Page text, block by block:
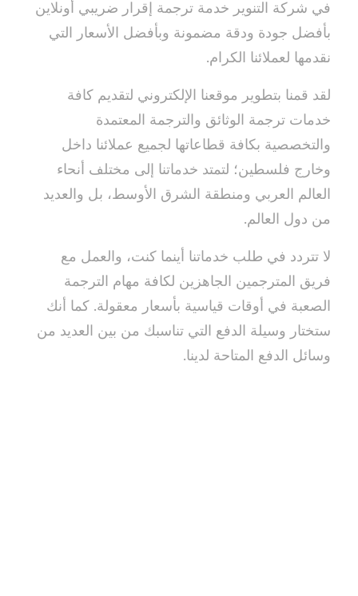
في شركة التنوير خدمة ترجمة إقرار ضريبي أونلاين
بأفضل جودة ودقة مضمونة وبأفضل الأسعار التي
نقدمها لعملائنا الكرام.
لقد قمنا بتطوير موقعنا الإلكتروني لتقديم كافة
خدمات ترجمة الوثائق والترجمة المعتمدة
والتخصصية بكافة قطاعاتها لجميع عملائنا داخل
وخارج فلسطين؛ لتمتد خدماتنا إلى مختلف أنحاء
العالم العربي ومنطقة الشرق الأوسط، بل والعديد
من دول العالم.
لا تتردد في طلب خدماتنا أينما كنت، والعمل مع
فريق المترجمين الجاهزين لكافة مهام الترجمة
الصعبة في أوقات قياسية بأسعار معقولة. كما أنك
ستختار وسيلة الدفع التي تناسبك من بين العديد من
وسائل الدفع المتاحة لدينا.